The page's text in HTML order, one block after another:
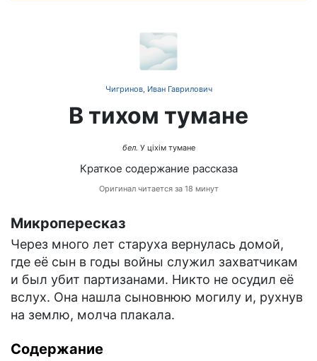
🌫️
Чигринов, Иван Гаврилович
В тихом тумане
бел. У ціхім тумане
Краткое содержание рассказа
Оригинал читается за 18 минут
Микропересказ
Через много лет старуха вернулась домой,
где её сын в годы войны служил захватчикам
и был убит партизанами. Никто не осудил её
вслух. Она нашла сыновнюю могилу и, рухнув
на землю, молча плакала.
Содержание